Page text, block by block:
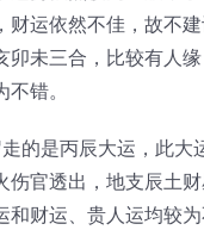
财运依然不佳，故不
卯未三合，比较有人缘
错。
的是丙辰大运，此大
伤官透出，地支辰土
和财运、贵人运均较